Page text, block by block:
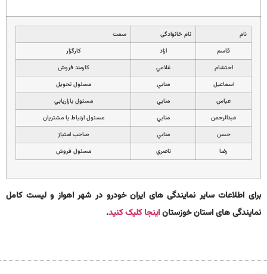
نام نام خانوادگی
سمت
قاسم
ازاد
كارگزار
احتشام
غلامي
كارمند فروش
اسماعيل
منابي
مسئول تحويل
عباس
منابي
مسئول بازاريابي
عبدالرحمن
منابي
مسئول ارتباط با مشتريان
حسن
منابي
صاحب امتياز
رضا
ناصري مسئول فروش
برای اطلاعات سایر نمایندگی های ایران خودرو در شهر اهواز و لیست کامل
نمایندگی های استان خوزستاناینجا کلیک کنید.